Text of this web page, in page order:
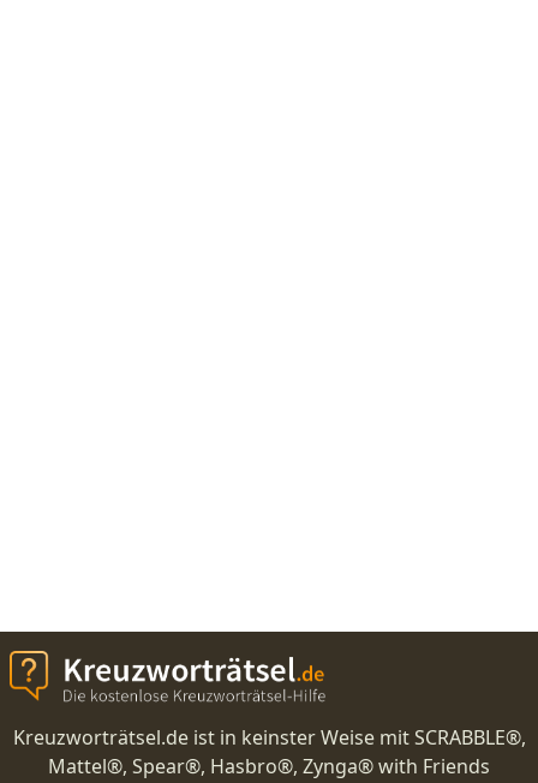
Kreuzworträtsel.de ist in keinster Weise mit SCRABBLE®,
Mattel®, Spear®, Hasbro®, Zynga® with Friends